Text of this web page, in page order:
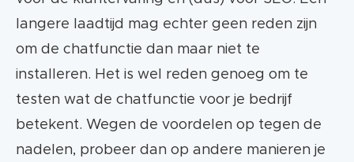
langere laadtijd mag echter geen reden zijn
om de chatfunctie dan maar niet te
installeren. Het is wel reden genoeg om te
testen wat de chatfunctie voor je bedrijf
betekent. Wegen de voordelen op tegen de
nadelen, probeer dan op andere manieren je